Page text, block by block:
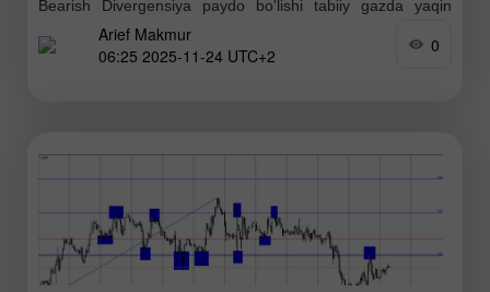
Bearish Divergensiya paydo bo'lishi tabiiy gazda yaqin
kelajakda korreksiya yuz berishi mumkinligini ko'rsatmoqda,
biroq narx Support 2 darajasidan pastga tushib
Arief Makmur
06:25 2025-11-24 UTC+2
0